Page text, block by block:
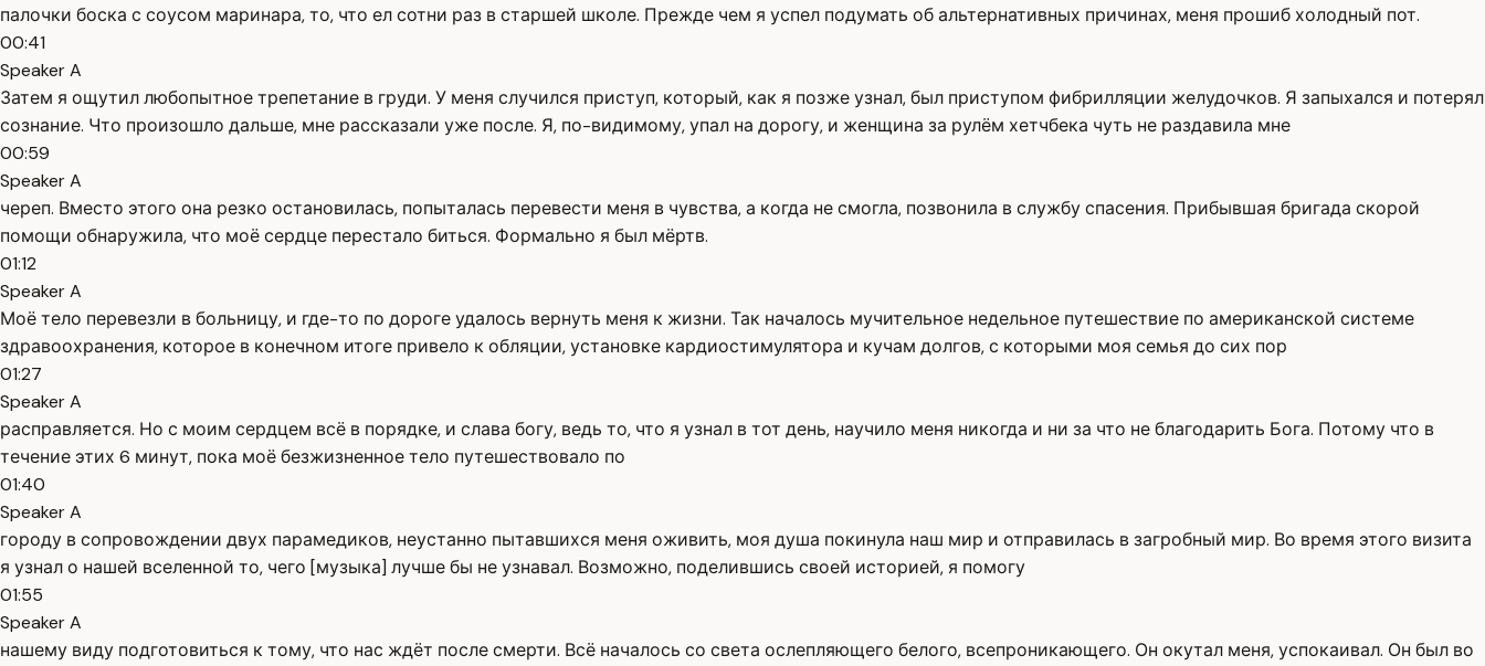
палочки боска с соусом маринара, то, что ел сотни раз в старшей школе. Прежде чем я успел подумать об альтернативных причинах, меня прошиб холодный пот.
00:41
Speaker A
Затем я ощутил любопытное трепетание в груди. У меня случился приступ, который, как я позже узнал, был приступом фибрилляции желудочков. Я запыхался и потерял
сознание. Что произошло дальше, мне рассказали уже после. Я, по-видимому, упал на дорогу, и женщина за рулём хетчбека чуть не раздавила мне
00:59
Speaker A
череп. Вместо этого она резко остановилась, попыталась перевести меня в чувства, а когда не смогла, позвонила в службу спасения. Прибывшая бригада скорой
помощи обнаружила, что моё сердце перестало биться. Формально я был мёртв.
01:12
Speaker A
Моё тело перевезли в больницу, и где-то по дороге удалось вернуть меня к жизни. Так началось мучительное недельное путешествие по американской системе
здравоохранения, которое в конечном итоге привело к обляции, установке кардиостимулятора и кучам долгов, с которыми моя семья до сих пор
01:27
Speaker A
расправляется. Но с моим сердцем всё в порядке, и слава богу, ведь то, что я узнал в тот день, научило меня никогда и ни за что не благодарить Бога. Потому что в
течение этих 6 минут, пока моё безжизненное тело путешествовало по
01:40
Speaker A
городу в сопровождении двух парамедиков, неустанно пытавшихся меня оживить, моя душа покинула наш мир и отправилась в загробный мир. Во время этого визита
я узнал о нашей вселенной то, чего [музыка] лучше бы не узнавал. Возможно, поделившись своей историей, я помогу
01:55
Speaker A
нашему виду подготовиться к тому, что нас ждёт после смерти. Всё началось со света ослепляющего белого, всепроникающего. Он окутал меня, успокаивал. Он был во